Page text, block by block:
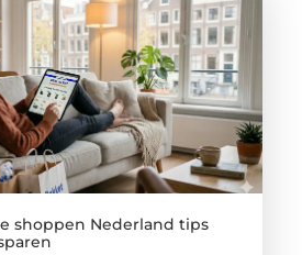
shoppen Nederland tips